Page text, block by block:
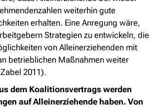
weiterhin gute
erhalten. Eine Anregung wäre,
Strategien zu entwickeln, die
von Alleinerziehenden mit
betrieblichen Maßnahmen weiter
2011).
dem Koalitionsvertrags werden
auf Alleinerziehende haben. Von